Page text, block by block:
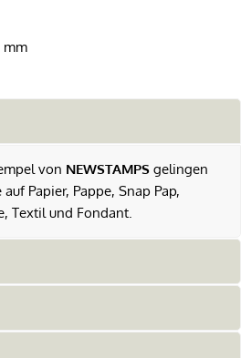
mm
von NEWSTAMPS gelingen
Papier, Pappe, Snap Pap,
Textil und Fondant.